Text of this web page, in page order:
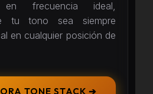
frecuencia ideal,
tu tono sea siempre
en cualquier posición de
TONE STACK ➔